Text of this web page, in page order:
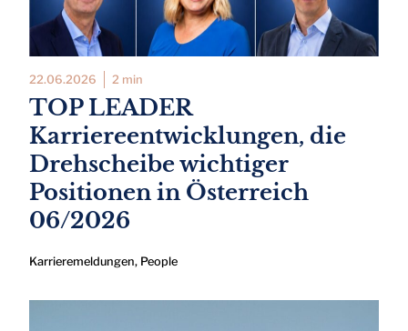
22.06.2026 2 min
TOP LEADER
Karriereentwicklungen, die
Drehscheibe wichtiger
Positionen in Österreich
06/2026
Karrieremeldungen, People